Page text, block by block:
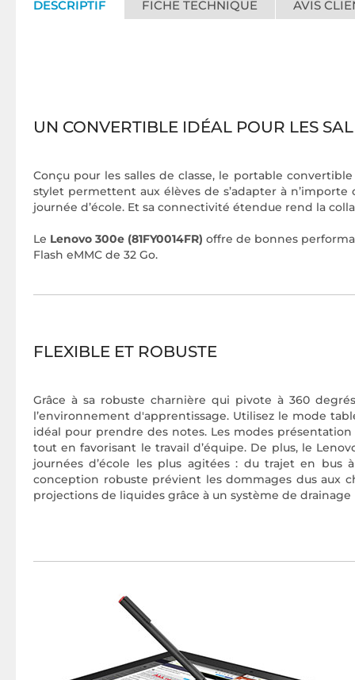
DESCRIPTIF FICHE TECHNIQUE AVIS
UN CONVERTIBLE IDÉAL POUR LES
Conçu pour les salles de classe, le portable
stylet permettent aux élèves de s’adapter à
journée d’école. Et sa connectivité étendue rend la
Le Lenovo 300e (81FY0014FR)offre de bonnes
Flash eMMC de 32 Go.
FLEXIBLE ET ROBUSTE
Grâce à sa robuste charnière qui pivote à 360
l’environnement d'apprentissage. Utilisez le mode
idéal pour prendre des notes. Les modes
tout en favorisant le travail d’équipe. De plus, le
journées d’école les plus agitées : du trajet en bus
conception robuste prévient les dommages dus aux
projections de liquides grâce à un système de